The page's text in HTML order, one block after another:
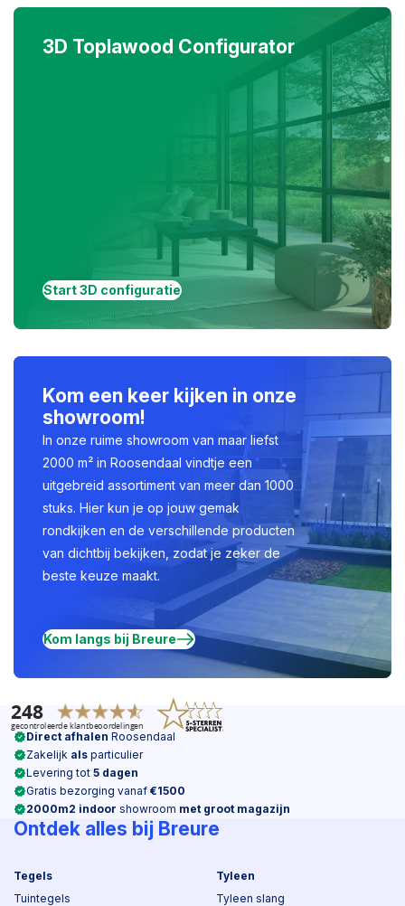
3D Toplawood Configurator
Start 3D configuratie
Kom een keer kijken in onze
showroom!
In onze ruime showroom van maar liefst
2000 m² in Roosendaal vindtje een
uitgebreid assortiment van meer dan 1000
stuks. Hier kun je op jouw gemak
rondkijken en de verschillende producten
van dichtbij bekijken, zodat je zeker de
beste keuze maakt.
Kom langs bij Breure
Direct afhalen Roosendaal
Zakelijk als particulier
Levering tot 5 dagen
Gratis bezorging vanaf €1500
2000m2 indoor showroom met groot magazijn
Ontdek alles bij Breure
Tegels
Tuintegels
Tyleen
Tyleen slang